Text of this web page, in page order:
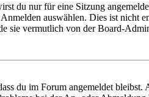
du nur für eine Sitzung
auswählen. Dies ist
sie vermutlich von der Board-
du im Forum angemeldet